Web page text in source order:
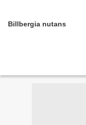
Billbergia nutans